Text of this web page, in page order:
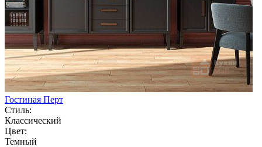
Гостиная Перт
Стиль:
Классический
Цвет:
Темный